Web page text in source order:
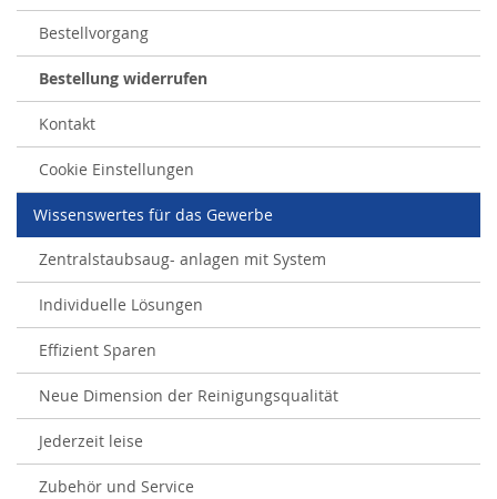
Bestellvorgang
Bestellung widerrufen
Kontakt
Cookie Einstellungen
Wissenswertes für das Gewerbe
Zentralstaubsaug- anlagen mit System
Individuelle Lösungen
Effizient Sparen
Neue Dimension der Reinigungsqualität
Jederzeit leise
Zubehör und Service